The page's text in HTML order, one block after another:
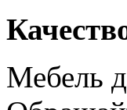
Мебель